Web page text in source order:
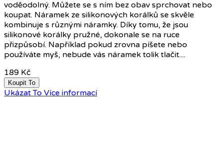
voděodolný. Můžete se s ním bez obav sprchovat nebo
koupat. Náramek ze silikonových korálků se skvěle
kombinuje s různými náramky. Díky tomu, že jsou
silikonové korálky pružné, dokonale se na ruce
přizpůsobí. Například pokud zrovna píšete nebo
používáte myš, nebude vás náramek tolik tlačit....
189 Kč
Koupit To
Ukázat To Více informací